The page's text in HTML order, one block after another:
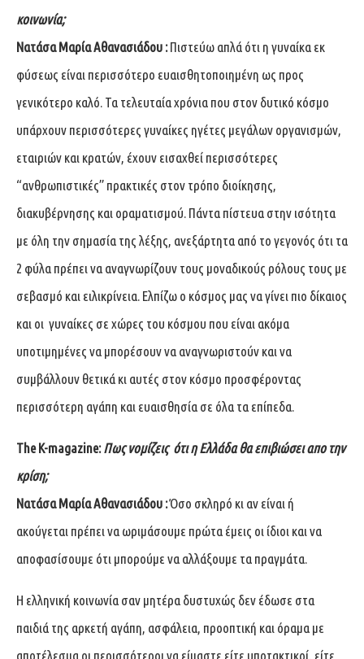
κοινωνία;
Νατάσα Μαρία Αθανασιάδου :Πιστεύω απλά ότι η γυναίκα εκ
φύσεως είναι περισσότερο ευαισθητοποιημένη ως προς
γενικότερο καλό. Τα τελευταία χρόνια που στον δυτικό κόσμο
υπάρχουν περισσότερες γυναίκες ηγέτες μεγάλων οργανισμών,
εταιριών και κρατών, έχουν εισαχθεί περισσότερες
“ανθρωπιστικές” πρακτικές στον τρόπο διοίκησης,
διακυβέρνησης και οραματισμού. Πάντα πίστευα στην ισότητα
με όλη την σημασία της λέξης, ανεξάρτητα από το γεγονός ότι τα
2 φύλα πρέπει να αναγνωρίζουν τους μοναδικούς ρόλους τους με
σεβασμό και ειλικρίνεια. Ελπίζω ο κόσμος μας να γίνει πιο δίκαιος
και οι γυναίκες σε χώρες του κόσμου που είναι ακόμα
υποτιμημένες να μπορέσουν να αναγνωριστούν και να
συμβάλλουν θετικά κι αυτές στον κόσμο προσφέροντας
περισσότερη αγάπη και ευαισθησία σε όλα τα επίπεδα.
TheK-magazine:Πως νομίζεις ότι η Ελλάδα θα επιβιώσει απο την
κρίση;
Νατάσα Μαρία Αθανασιάδου :Όσο σκληρό κι αν είναι ή
ακούγεται πρέπει να ωριμάσουμε πρώτα έμεις οι ίδιοι και να
αποφασίσουμε ότι μπορούμε να αλλάξουμε τα πραγμάτα.
Η ελληνική κοινωνία σαν μητέρα δυστυχώς δεν έδωσε στα
παιδιά της αρκετή αγάπη, ασφάλεια, προοπτική και όραμα με
αποτέλεσμα οι περισσότεροι να είμαστε είτε υποτακτικοί, είτε